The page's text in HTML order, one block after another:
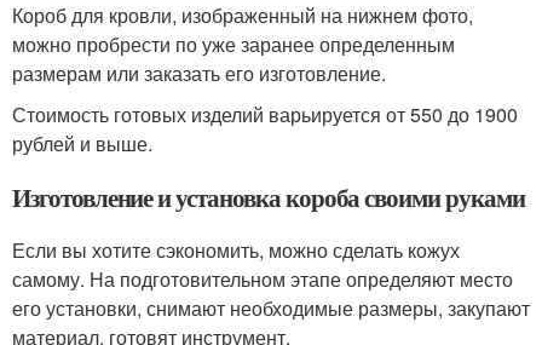
Короб для кровли, изображенный на нижнем фото,
можно пробрести по уже заранее определенным
размерам или заказать его изготовление.
Стоимость готовых изделий варьируется от 550 до 1900
рублей и выше.
Изготовление и установка короба своими руками
Если вы хотите сэкономить, можно сделать кожух
самому. На подготовительном этапе определяют место
его установки, снимают необходимые размеры, закупают
материал, готовят инструмент.